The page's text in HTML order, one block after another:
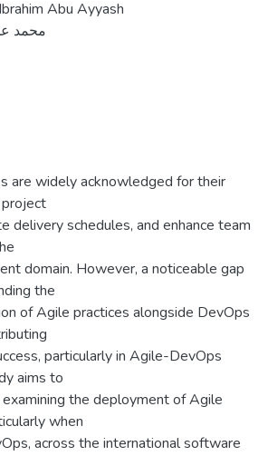
Abu Ayyash
محمد
are widely acknowledged for their
delivery schedules, and enhance team
domain. However, a noticeable gap
the
of Agile practices alongside DevOps
particularly in Agile-DevOps
aims to
the deployment of Agile
when
across the international software